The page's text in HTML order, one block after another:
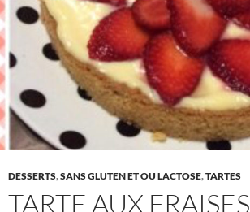
DESSERTS,SANS GLUTEN ET OU LACTOSE,TARTES
TARTE AUX FRAISES